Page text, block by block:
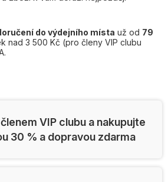
do výdejního místa už od 79
nad 3 500 Kč (pro členy VIP clubu
VIP clubu a nakupujte
30 % a dopravou zdarma